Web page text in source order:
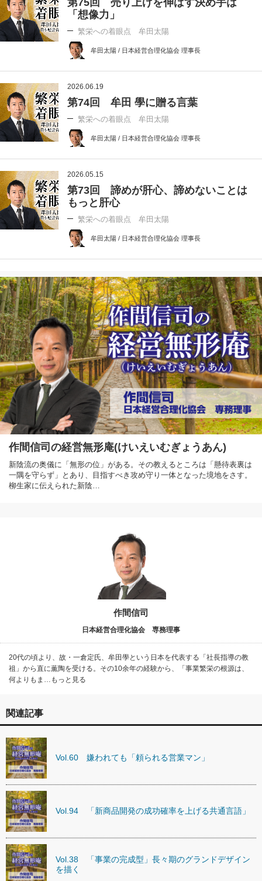
第75回 売り上げを伸ばす決め手は
「想像力」
繁栄への着眼点 牟田太陽
牟田太陽 / 日本経営合理化協会 理事長
2026.06.19
第74回 牟田 學に贈る言葉
繁栄への着眼点 牟田太陽
牟田太陽 / 日本経営合理化協会 理事長
2026.05.15
第73回 諦めが肝心、諦めないことは
もっと肝心
繁栄への着眼点 牟田太陽
牟田太陽 / 日本経営合理化協会 理事長
作間信司の経営無形庵(けいえいむぎょうあん)
新陰流の奥儀に「無形の位」がある。その教えるところは「懸待表裏は
一隅を守らず」とあり、目指すべき攻め守り一体となった境地をさす。
柳生家に伝えられた新陰…
作間信司
日本経営合理化協会 専務理事
20代の頃より、故・一倉定氏、牟田學という日本を代表する「社長指導の教
祖」から直に薫陶を受ける。その10余年の経験から、「事業繁栄の根源は、
何よりもま…もっと見る
関連記事
Vol.60 嫌われても「頼られる営業マン」
Vol.94 「新商品開発の成功確率を上げる共通言語」
Vol.38 「事業の完成型」長々期のグランドデザイン
を描く